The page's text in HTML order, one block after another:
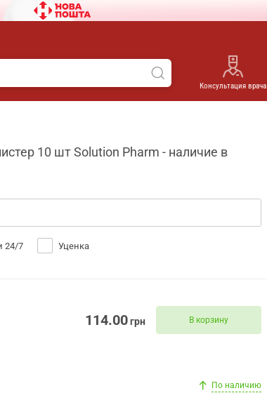
Консультация врача
10 шт Solution Pharm - наличие в
24/7 Уценка
114.00грн В корзину
По наличию